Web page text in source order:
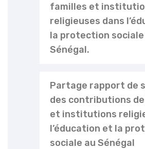
familles et
religieuses dans
la protection sociale
Sénégal.
Partage rapport de
des contributions
et institutions
l’éducation et la
sociale au Sénégal